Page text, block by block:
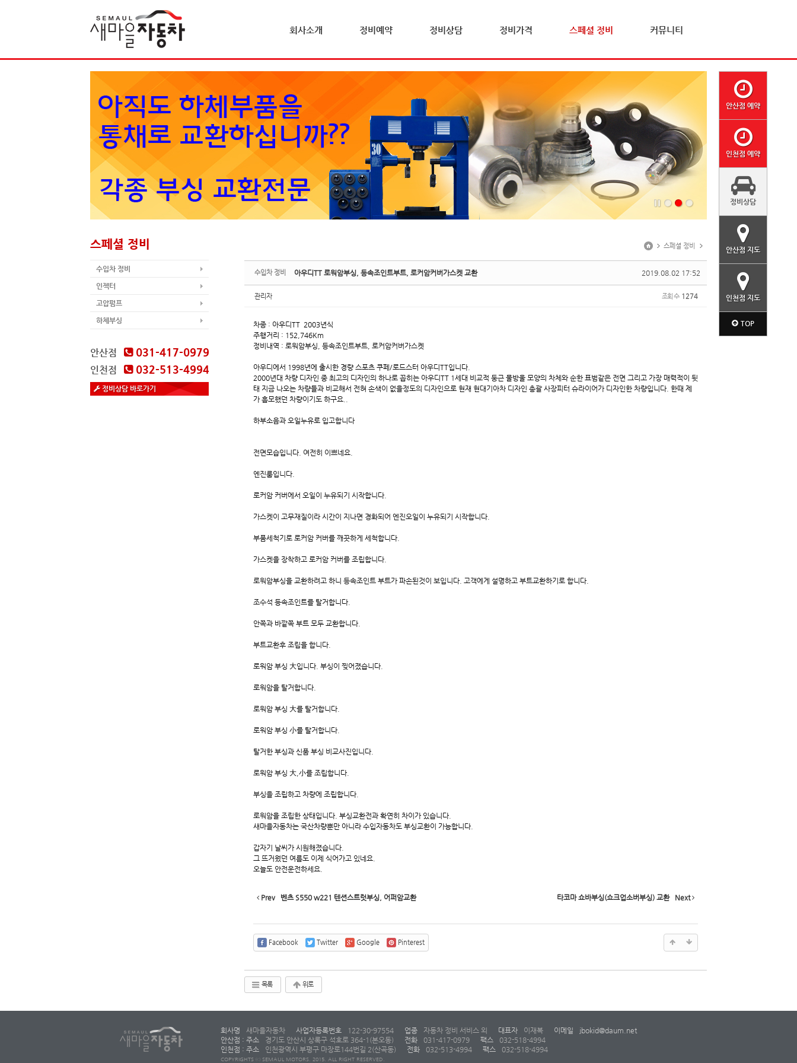
회사소개 정비예약 정비상담 정비가격 스페셜 정비 커뮤니티
스페셜 정비
수입차 정비
인젝터
고압펌프
하체부싱
안산점 031-417-0979
인천점 032-513-4994
정비상담 바로가기
스페셜 정비
수입차 정비 2019.08.02 17:52
아우디TT 로워암부싱, 등속조인트부트, 로커암커버가스켓 교환
관리자 조회 수 1274
차종 : 아우디 TT 2003년식
주행거리 : 152,746Km
정비내역 : 로워암부싱, 등속조인트부트, 로커암커버가스켓
아우디에서 1998년에 출시한 경량 스포츠 쿠페/로드스터 아우디TT입니다.
2000년대 차량 디자인 중 최고의 디자인의 하나로 꼽히는 아우디TT 1세대 비교적 둥근 물방울 모양의 차체와 순한 표범같은 전면 그리고 가장 매력적이 뒷
태 지금 나오는 차량들과 비교해서 전혀 손색이 없을정도의 디자인으로 현재 현대기아차 디자인 총괄 사장피터 슈라이어가 디자인한 차량입니다. 한때 제
가 흠모했던 차량이기도 하구요..
하부소음과 오일누유로 입고합니다
전면모습입니다. 여전히 이쁘네요.
엔진룸입니다.
로커암 커버에서 오일이 누유되기 시작합니다.
가스켓이 고무재질이라 시간이 지나면 경화되어 엔진오일이 누유되기 시작합니다.
부품세척기로 로커암 커버를 깨끗하게 세척합니다.
가스켓을 장착하고 로커암 커버를 조립합니다.
로워암부싱을 교환하려고 하니 등속조인트 부트가 파손된것이 보입니다. 고객에게 설명하고 부트교환하기로 합니다.
조수석 등속조인트를 탈거합니다.
안쪽과 바깥쪽 부트 모두 교환합니다.
부트교환후 조립을 합니다.
로워암 부싱 大입니다. 부싱이 찢어졌습니다.
로워암을 탈거합니다.
로워암 부싱 大를 탈거합니다.
로워암 부싱 小를 탈거합니다.
탈거한 부싱과 신품 부싱 비교사진입니다.
로워암 부싱 大,小를 조립합니다.
부싱을 조립하고 차량에 조립합니다.
로워암을 조립한 상태입니다. 부싱교환전과 확연히 차이가 있습니다.
새마을자동차는 국산차량뿐만 아니라 수입자동차도 부싱교환이 가능합니다.
갑자기 날씨가 시원해졌습니다.
그 뜨거웠던 여름도 이제 식어가고 있네요.
오늘도 안전운전하세요.
Prev 벤츠 S550 w221 텐션스트럿부싱, 어퍼암교환 타코마 쇼바부싱(쇼크업소버부싱) 교환 Next
Facebook Twitter Google Pinterest
목록 위로
안산점 예약
인천점 예약
정비상담
안산점 지도
인천점 지도
TOP
회사명 새마을자동차 사업자등록번호 122-30-97554 업종 자동차 정비 서비스 외 대표자 이재복 이메일
jbokid@daum.net
안산점 : 주소
경기도 안산시 상록구 석호로 364-1(본오동) 전화 031-417-0979 팩스
032-518-4994
인천점 : 주소
인천광역시 부평구 마장로144번길 2(산곡동) 전화 032-513-4994 팩스 032-518-4994
COPYRIGHTS ⓒ SEMAUL MOTORS. 2015. ALL RIGHT RESERVED.